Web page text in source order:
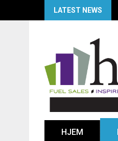
LATEST NEWS
HJEM